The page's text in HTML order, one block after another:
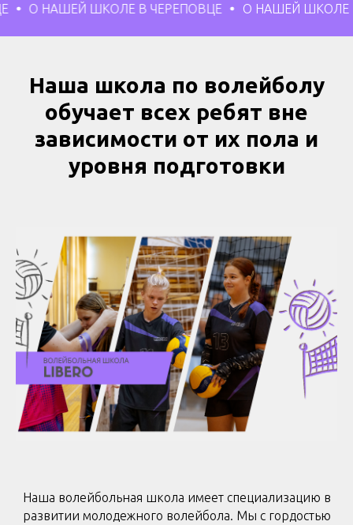
ШКОЛЕ В ЧЕРЕПОВЦЕ О НАШЕЙ ШКОЛЕ В
Наша школа по волейболу
обучает всех ребят вне
зависимости от их пола и
уровня подготовки
Наша волейбольная школа имеет специализацию в
развитии молодежного волейбола. Мы с гордостью